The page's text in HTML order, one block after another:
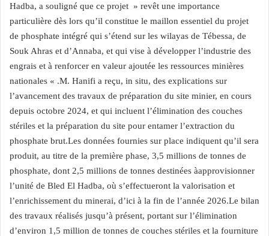
Hadba, a souligné que ce projet » revêt une importance
particulière dès lors qu’il constitue le maillon essentiel du projet
de phosphate intégré qui s’étend sur les wilayas de Tébessa, de
Souk Ahras et d’Annaba, et qui vise à développer l’industrie des
engrais et à renforcer en valeur ajoutée les ressources minières
nationales « .M. Hanifi a reçu, in situ, des explications sur
l’avancement des travaux de préparation du site minier, en cours
depuis octobre 2024, et qui incluent l’élimination des couches
stériles et la préparation du site pour entamer l’extraction du
phosphate brut.Les données fournies sur place indiquent qu’il sera
produit, au titre de la première phase, 3,5 millions de tonnes de
phosphate, dont 2,5 millions de tonnes destinées àapprovisionner
l’unité de Bled El Hadba, où s’effectueront la valorisation et
l’enrichissement du minerai, d’ici à la fin de l’année 2026.Le bilan
des travaux réalisés jusqu’à présent, portant sur l’élimination
d’environ 1,5 million de tonnes de couches stériles et la fourniture